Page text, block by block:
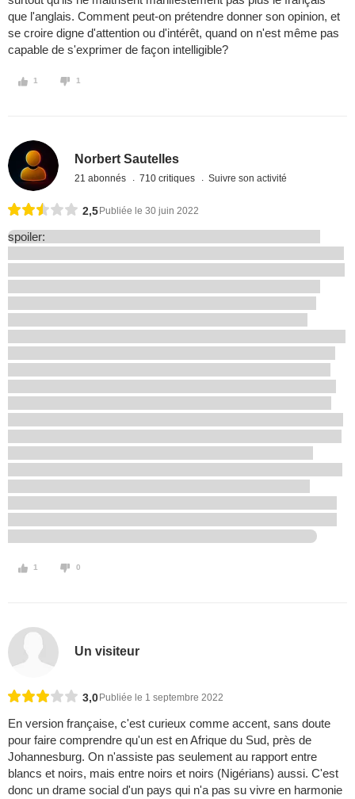
que l'anglais. Comment peut-on prétendre donner son opinion, et
se croire digne d'attention ou d'intérêt, quand on n'est même pas
capable de s'exprimer de façon intelligible?
1 1
Norbert Sautelles
21 abonnés 710 critiques Suivre son activité
2,5 Publiée le 30 juin 2022
spoiler:
1 0
Un visiteur
3,0 Publiée le 1 septembre 2022
En version française, c'est curieux comme accent, sans doute
pour faire comprendre qu'un est en Afrique du Sud, près de
Johannesburg. On n'assiste pas seulement au rapport entre
blancs et noirs, mais entre noirs et noirs (Nigérians) aussi. C'est
donc un drame social d'un pays qui n'a pas su vivre en harmonie